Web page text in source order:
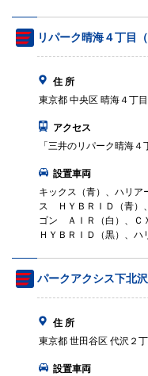
リパーク晴海４丁目（
住 所
東京都 中央区 晴海４丁
アクセス
「三井のリパーク晴海４
設置車両
キックス（青）、ハリア
ス ＨＹＢＲＩＤ（青）
ゴン ＡＩＲ（白）、Ｃ
ＨＹＢＲＩＤ（黒）、ハ
パークアクシス下北沢
住 所
東京都 世田谷区 代沢２
設置車両